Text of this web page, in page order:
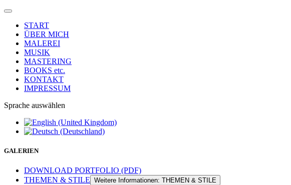
START
ÜBER MICH
MALEREI
MUSIK
MASTERING
BOOKS etc.
KONTAKT
IMPRESSUM
Sprache auswählen
GALERIEN
DOWNLOAD PORTFOLIO (PDF)
THEMEN & STILE Weitere Informationen: THEMEN & STILE